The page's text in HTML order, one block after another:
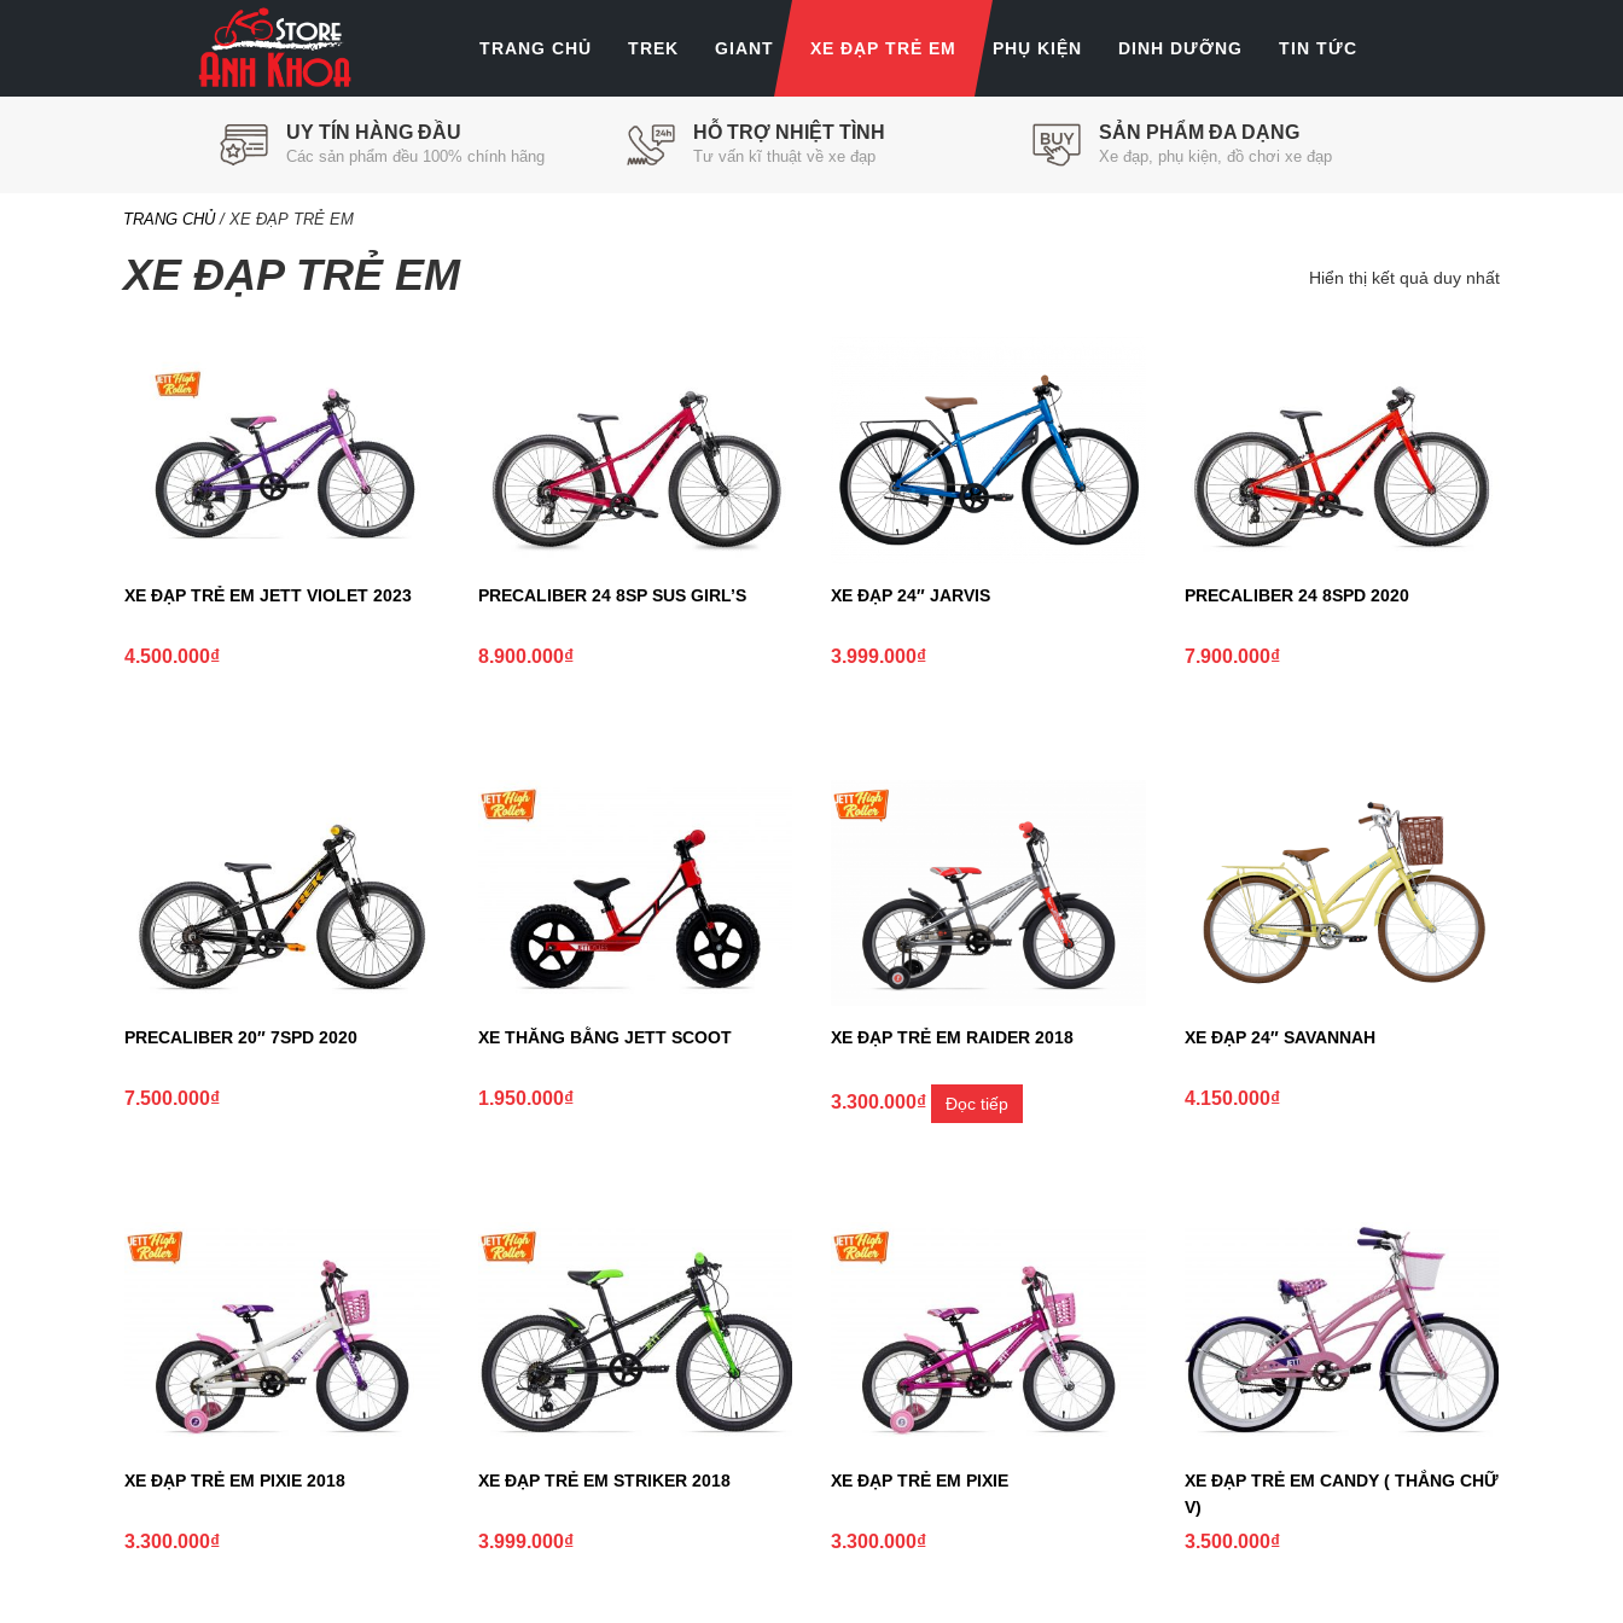
TRANG CHỦ TREK GIANT XE ĐẠP TRẺ EM PHỤ KIỆN DINH DƯỠNG TIN TỨC
UY TÍN HÀNG ĐẦU
Các sản phẩm đều 100% chính hãng
HỖ TRỢ NHIỆT TÌNH
Tư vấn kĩ thuật về xe đạp
SẢN PHẨM ĐA DẠNG
Xe đạp, phụ kiện, đồ chơi xe đạp
TRANG CHỦ/ XE ĐẠP TRẺ EM
XE ĐẠP TRẺ EM Hiển thị kết quả duy nhất
XE ĐẠP TRẺ EM JETT VIOLET 2023
4.500.000₫
PRECALIBER 24 8SP SUS GIRL’S
8.900.000₫
XE ĐẠP 24″ JARVIS
3.999.000₫
PRECALIBER 24 8SPD 2020
7.900.000₫
PRECALIBER 20″ 7SPD 2020
7.500.000₫
XE THĂNG BẰNG JETT SCOOT
1.950.000₫
XE ĐẠP TRẺ EM RAIDER 2018
3.300.000₫ Đọc tiếp
XE ĐẠP 24″ SAVANNAH
4.150.000₫
XE ĐẠP TRẺ EM PIXIE 2018
3.300.000₫
XE ĐẠP TRẺ EM STRIKER 2018
3.999.000₫
XE ĐẠP TRẺ EM PIXIE
3.300.000₫
XE ĐẠP TRẺ EM CANDY ( THẮNG CHỮ
V)
3.500.000₫